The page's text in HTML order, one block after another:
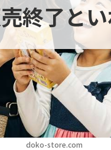
doko-store.com
終了と